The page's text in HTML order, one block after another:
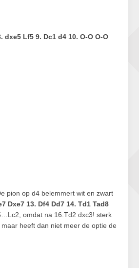
dxe5 Lf5 9. Dc1 d4 10. O-O O-O
pion op d4 belemmert wit en zwart
Dxe7 13. Df4 Dd7 14. Td1 Tad8
omdat na 16.Td2 dxc3! sterk
heeft dan niet meer de optie de